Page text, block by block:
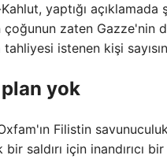
yaptığı
çoğunun zaten
istenen kişi
yok
Filistin
bir saldırı için